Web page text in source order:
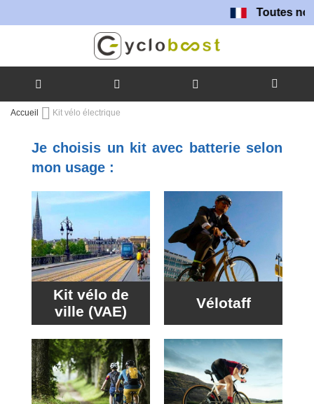
Toutes nos
Allez
Accueil Kit vélo électrique
Je choisis un kit avec batterie selon
mon usage :
Kit vélo de
ville (VAE)
Vélotaff